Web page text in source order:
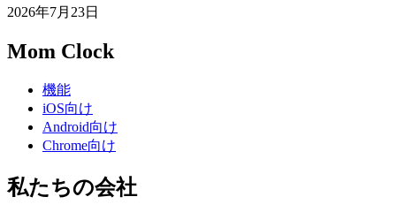
2026年7月23日
Mom Clock
機能
iOS向け
Android向け
Chrome向け
私たちの会社